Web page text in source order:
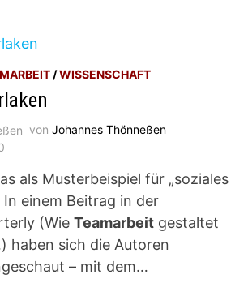
/WISSENSCHAFT
vonJohannes Thönneßen
als Musterbeispiel für „soziales
In einem Beitrag in der
(WieTeamarbeit gestaltet
haben sich die Autoren
– mit dem…